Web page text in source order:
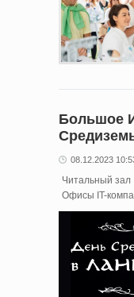
Большое
08.12.2023
Читальный зал
Офисы IT-